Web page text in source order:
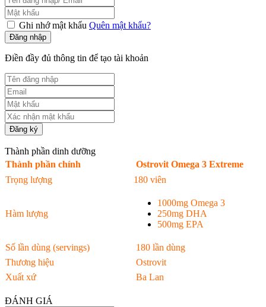
Ghi nhớ mật khẩu Quên mật khẩu?
Đăng nhập
Điền đầy đủ thông tin để tạo tài khoản
Đăng ký
Thành phần dinh dưỡng
Thành phần chính
Ostrovit Omega 3 Extreme
Trọng lượng
180 viên
Hàm lượng
1000mg Omega 3
250mg DHA
500mg EPA
Số lần dùng (servings)
180 lần dùng
Thương hiệu
Ostrovit
Xuất xứ
Ba Lan
ĐÁNH GIÁ